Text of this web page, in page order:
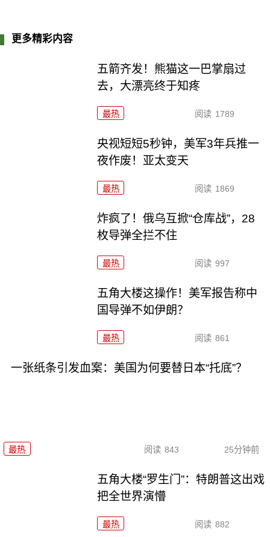
更多精彩内容
五箭齐发！熊猫这一巴掌扇过
去，大漂亮终于知疼
最热 阅读 1789
央视短短5秒钟，美军3年兵推一
夜作废！亚太变天
最热 阅读 1869
炸疯了！俄乌互掀“仓库战”，28
枚导弹全拦不住
最热 阅读 997
五角大楼这操作！美军报告称中
国导弹不如伊朗？
最热 阅读 861
一张纸条引发血案：美国为何要替日本“托底”？
最热 阅读 843 25分钟前
五角大楼“罗生门”：特朗普这出戏
把全世界演懵
最热 阅读 882